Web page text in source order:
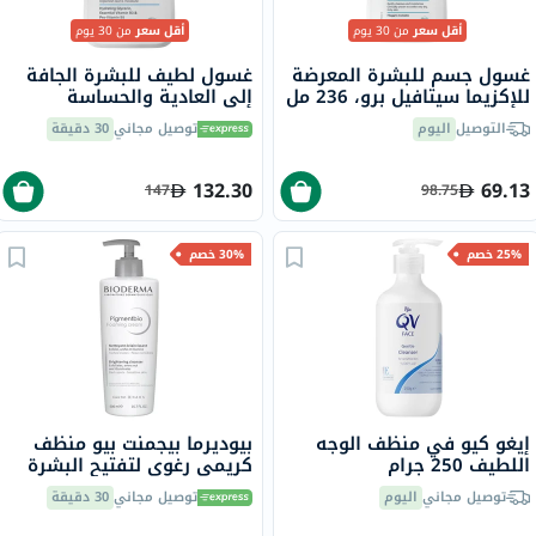
أقل سعرمن 30 يوم
غسول جسم للبشرة المعرضة
للإكزيما سيتافيل برو، 236 مل
التوصيل اليوم
69.13
98.75
أقل سعرمن 30 يوم
غسول لطيف للبشرة الجافة
إلى العادية والحساسة
سيتافيل، 473 ملتوصيل مجاني30 دقيقة
132.30
147
25% خصم
إيغو كيو في منظف الوجه
اللطيف 250 جرام
توصيل مجاني اليوم
30% خصم
بيوديرما بيجمنت بيو منظف ​​
كريمي رغوي لتفتيح البشرة
وتقشيرها 500 ملتوصيل مجاني30 دقيقة